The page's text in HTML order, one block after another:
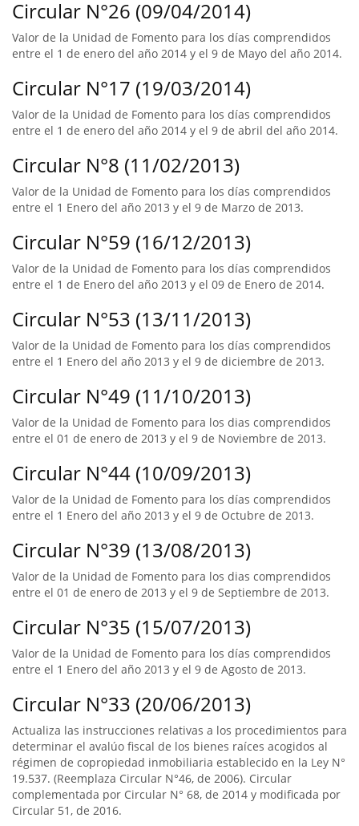
Circular N°26 (09/04/2014)
Valor de la Unidad de Fomento para los días comprendidos
entre el 1 de enero del año 2014 y el 9 de Mayo del año 2014.
Circular N°17 (19/03/2014)
Valor de la Unidad de Fomento para los días comprendidos
entre el 1 de enero del año 2014 y el 9 de abril del año 2014.
Circular N°8 (11/02/2013)
Valor de la Unidad de Fomento para los días comprendidos
entre el 1 Enero del año 2013 y el 9 de Marzo de 2013.
Circular N°59 (16/12/2013)
Valor de la Unidad de Fomento para los días comprendidos
entre el 1 de Enero del año 2013 y el 09 de Enero de 2014.
Circular N°53 (13/11/2013)
Valor de la Unidad de Fomento para los días comprendidos
entre el 1 Enero del año 2013 y el 9 de diciembre de 2013.
Circular N°49 (11/10/2013)
Valor de la Unidad de Fomento para los dias comprendidos
entre el 01 de enero de 2013 y el 9 de Noviembre de 2013.
Circular N°44 (10/09/2013)
Valor de la Unidad de Fomento para los días comprendidos
entre el 1 Enero del año 2013 y el 9 de Octubre de 2013.
Circular N°39 (13/08/2013)
Valor de la Unidad de Fomento para los dias comprendidos
entre el 01 de enero de 2013 y el 9 de Septiembre de 2013.
Circular N°35 (15/07/2013)
Valor de la Unidad de Fomento para los días comprendidos
entre el 1 Enero del año 2013 y el 9 de Agosto de 2013.
Circular N°33 (20/06/2013)
Actualiza las instrucciones relativas a los procedimientos para
determinar el avalúo fiscal de los bienes raíces acogidos al
régimen de copropiedad inmobiliaria establecido en la Ley N°
19.537. (Reemplaza Circular N°46, de 2006). Circular
complementada por Circular N° 68, de 2014 y modificada por
Circular 51, de 2016.